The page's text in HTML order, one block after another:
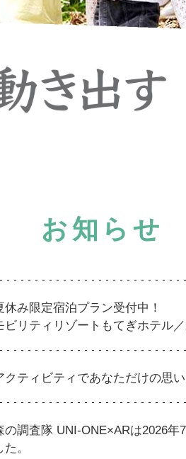
中散歩（ジップライン）
全日本カート サーキット
コース もてぎ
ハロー
お知らせ
休み限定宿泊プラン受付中！
ビリティリゾートもてぎホテル／
クティビティであなただけの思
の調査隊 UNI-ONE×ARは2026年
た。